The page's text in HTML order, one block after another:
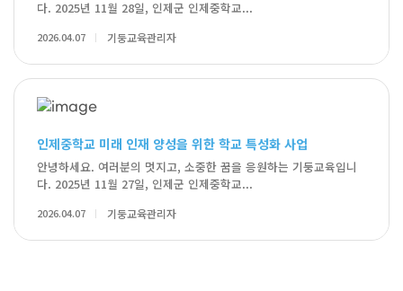
다. 2025년 11월 28일, 인제군 인제중학교...
2026.04.07 기둥교육관리자
인제중학교 미래 인재 양성을 위한 학교 특성화 사업
안녕하세요. 여러분의 멋지고, 소중한 꿈을 응원하는 기둥교육입니
다. 2025년 11월 27일, 인제군 인제중학교...
2026.04.07 기둥교육관리자